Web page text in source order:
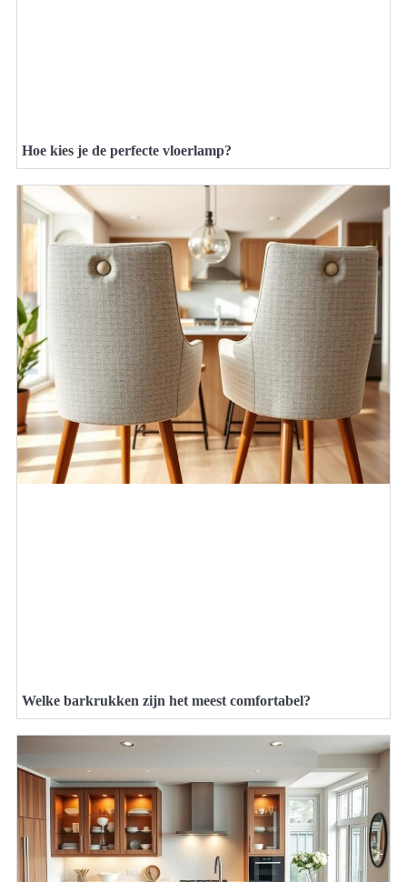
Hoe kies je de perfecte vloerlamp?
Welke barkrukken zijn het meest comfortabel?